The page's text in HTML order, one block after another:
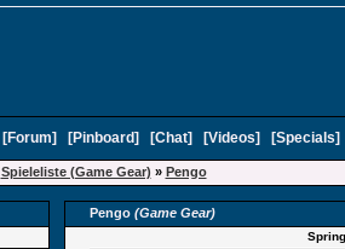
[Forum] [Pinboard] [Chat] [Videos] [Specials
Spieleliste (Game Gear) » Pengo
Pengo (Game Gear)